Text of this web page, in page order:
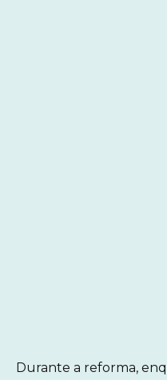
Durante a reforma,